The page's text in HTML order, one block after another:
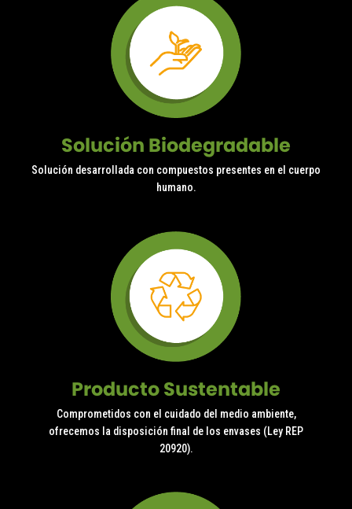
Solución Biodegradable
Solución desarrollada con compuestos presentes en el cuerpo
humano.
Producto Sustentable
Comprometidos con el cuidado del medio ambiente,
ofrecemos la disposición final de los envases (Ley REP
20920).